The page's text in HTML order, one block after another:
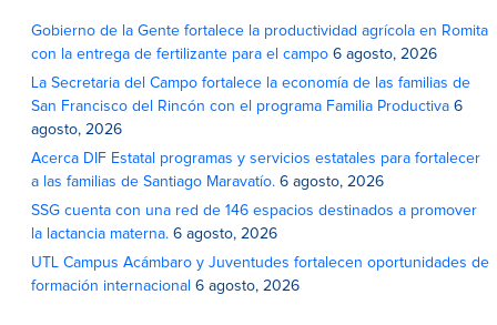
Gobierno de la Gente fortalece la productividad agrícola en Romita
con la entrega de fertilizante para el campo 6 agosto, 2026
La Secretaria del Campo fortalece la economía de las familias de
San Francisco del Rincón con el programa Familia Productiva 6
agosto, 2026
Acerca DIF Estatal programas y servicios estatales para fortalecer
a las familias de Santiago Maravatío. 6 agosto, 2026
SSG cuenta con una red de 146 espacios destinados a promover
la lactancia materna. 6 agosto, 2026
UTL Campus Acámbaro y Juventudes fortalecen oportunidades de
formación internacional 6 agosto, 2026